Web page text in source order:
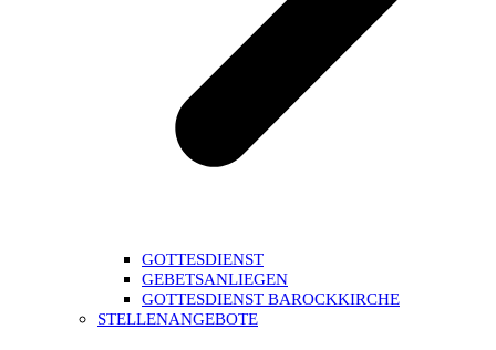
GOTTESDIENST
GEBETSANLIEGEN
GOTTESDIENST BAROCKKIRCHE
STELLENANGEBOTE